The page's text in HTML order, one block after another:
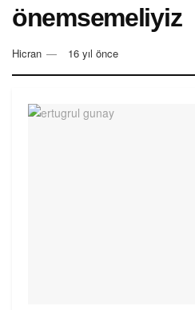
önemsemeliyiz
Hicran 16 yıl önce